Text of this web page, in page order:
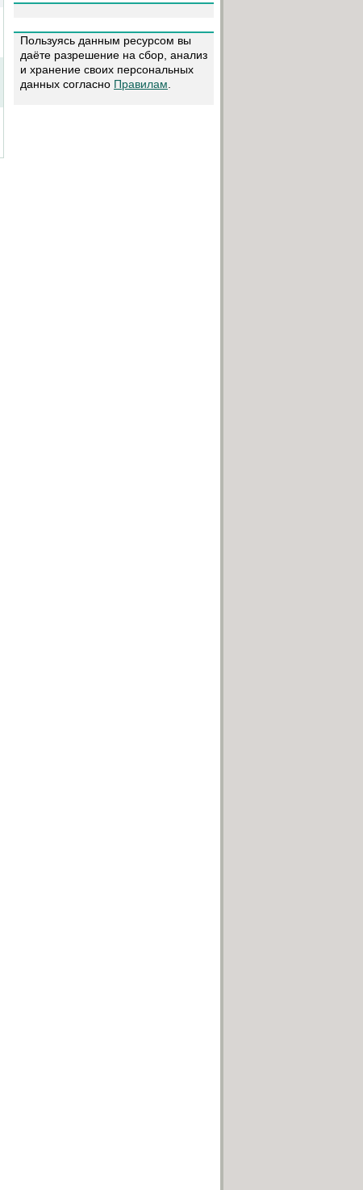
Пользуясь данным ресурсом вы
даёте разрешение на сбор, анализ
и хранение своих персональных
данных согласно Правилам